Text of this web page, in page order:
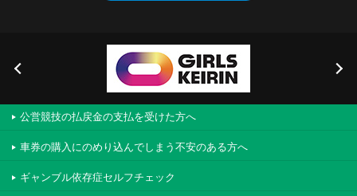
公営競技の払戻金の支払を受けた方へ
車券の購入にのめり込んでしまう不安のある方へ
ギャンブル依存症セルフチェック